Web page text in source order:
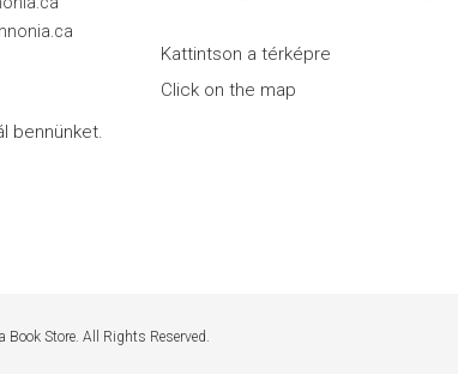
bennünket.
Kattintson a térképre
Click on the map
Store. All Rights Reserved.